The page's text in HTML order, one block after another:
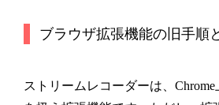
ブラウザ拡張機能の旧手順
ストリームレコーダーは、